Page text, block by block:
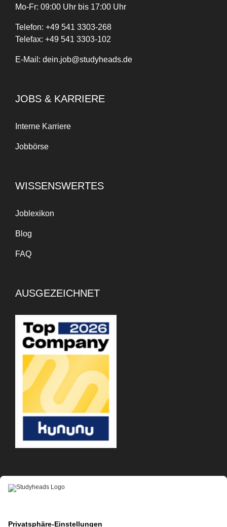
Mo-Fr: 09:00 Uhr bis 17:00 Uhr
Telefon: +49 541 3303-268
Telefax: +49 541 3303-102
E-Mail: dein.job@studyheads.de
JOBS & KARRIERE
Interne Karriere
Jobbörse
WISSENSWERTES
Joblexikon
Blog
FAQ
AUSGEZEICHNET